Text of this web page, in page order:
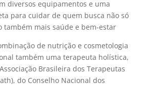
diversos equipamentos e uma
para cuidar de quem busca não só
também mais saúde e bem-estar
de nutrição e cosmetologia
também uma terapeuta holí­stica,
Associação Brasileira dos Terapeutas
do Conselho Nacional dos